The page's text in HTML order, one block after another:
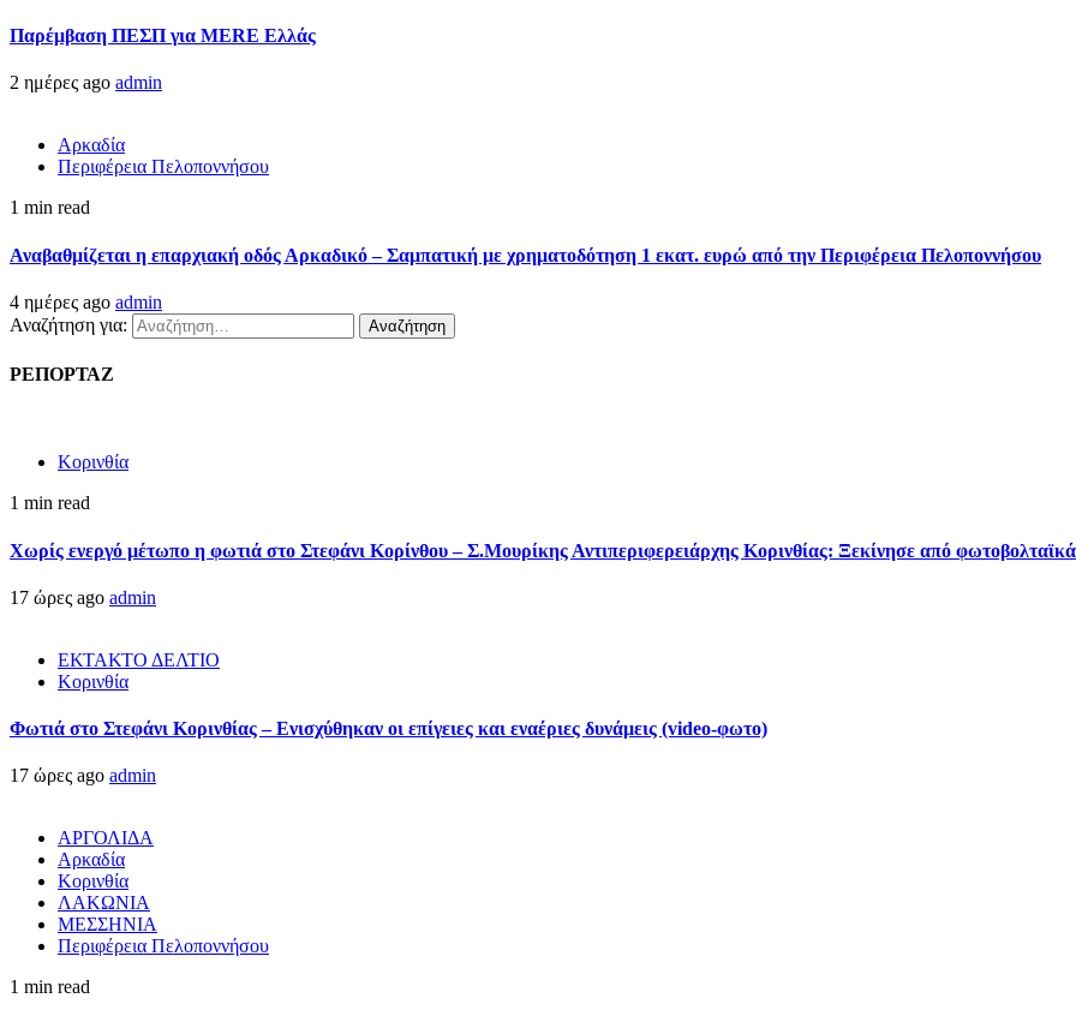
Παρέμβαση ΠΕΣΠ για MERE Ελλάς
2 ημέρες ago admin
Αρκαδία
Περιφέρεια Πελοποννήσου
1 min read
Αναβαθμίζεται η επαρχιακή οδός Αρκαδικό – Σαμπατική με χρηματοδότηση 1 εκατ. ευρώ από την Περιφέρεια Πελοποννήσου
4 ημέρες ago admin
Αναζήτηση για:
ΡΕΠΟΡΤΑΖ
Κορινθία
1 min read
Χωρίς ενεργό μέτωπο η φωτιά στο Στεφάνι Κορίνθου – Σ.Μουρίκης Αντιπεριφερειάρχης Κορινθίας: Ξεκίνησε από
17 ώρες ago admin
ΕΚΤΑΚΤΟ ΔΕΛΤΙΟ
Κορινθία
Φωτιά στο Στεφάνι Κορινθίας – Ενισχύθηκαν οι επίγειες και εναέριες δυνάμεις (video-φωτο)
17 ώρες ago admin
ΑΡΓΟΛΙΔΑ
Αρκαδία
Κορινθία
ΛΑΚΩΝΙΑ
ΜΕΣΣΗΝΙΑ
Περιφέρεια Πελοποννήσου
1 min read